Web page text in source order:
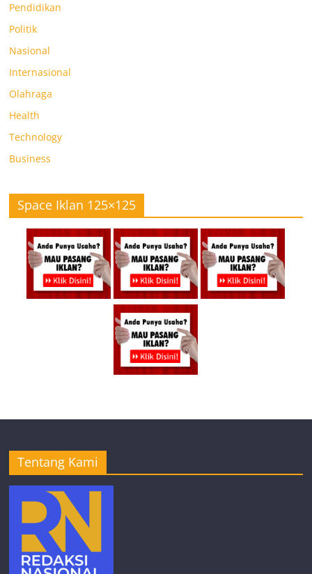
Pendidikan
Politik
Nasional
Internasional
Olahraga
Health
Technology
Business
Space Iklan 125×125
Tentang Kami